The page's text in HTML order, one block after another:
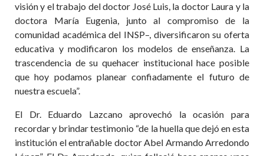
visión y el trabajo del doctor José Luis, la doctor Laura y la
doctora María Eugenia, junto al compromiso de la
comunidad académica del INSP–, diversificaron su oferta
educativa y modificaron los modelos de enseñanza. La
trascendencia de su quehacer institucional hace posible
que hoy podamos planear confiadamente el futuro de
nuestra escuela”.
El Dr. Eduardo Lazcano aprovechó la ocasión para
recordar y brindar testimonio “de la huella que dejó en esta
institución el entrañable doctor Abel Armando Arredondo